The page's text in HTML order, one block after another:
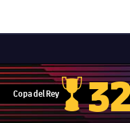
Copa del Rey
Copa del